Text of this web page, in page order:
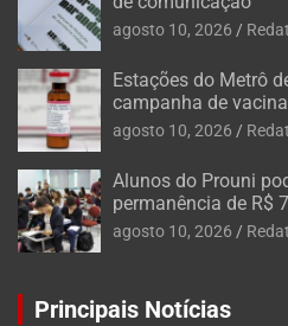
agosto 10, 2026
Estações do Metrô
campanha de
agosto 10, 2026
Alunos do Prouni
permanência de R$
agosto 10, 2026
Principais Notícias